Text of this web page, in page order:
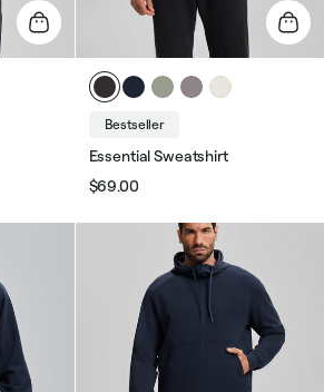
Bestseller
Essential Sweatshirt
Звичайна
ціна
$69.00
розпродажу